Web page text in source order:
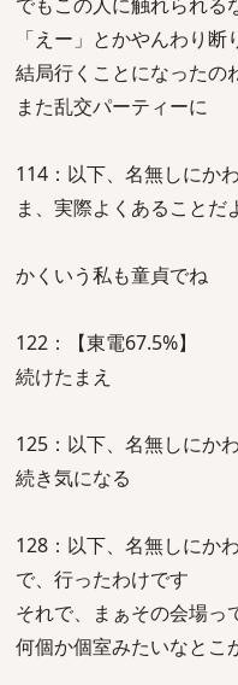
「えー」とかやんわり断
結局行くことになったの
また乱交パーティーに
114：以下、名無しにか
ま、実際よくあることだ
かくいう私も童貞でね
122：【東電67.5%】
続けたまえ
125：以下、名無しにか
続き気になる
128：以下、名無しにか
で、行ったわけです
それで、まぁその会場っ
何個か個室みたいなとこ